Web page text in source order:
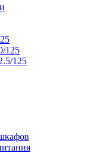
125
125